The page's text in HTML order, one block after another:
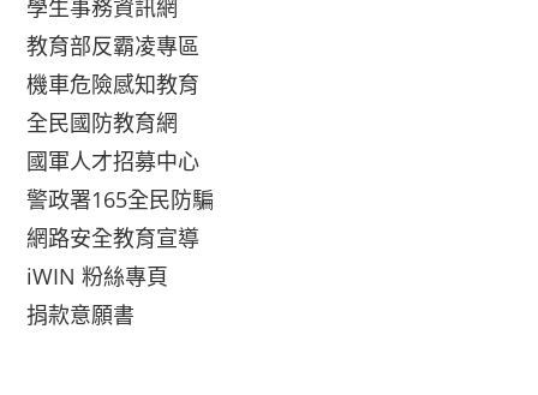
學生事務資訊網
教育部反霸凌專區
機車危險感知教育
全民國防教育網
國軍人才招募中心
警政署165全民防騙
網路安全教育宣導
iWIN 粉絲專頁
捐款意願書